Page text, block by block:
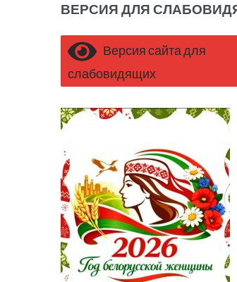
ВЕРСИЯ ДЛЯ
Версия сайта для
слабовидящих